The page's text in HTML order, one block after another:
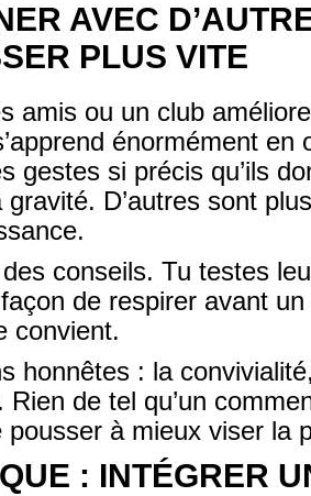
AVEC
PLUS VITE
amis ou un club
énormément en
gestes si précis qu’ils
gravité. D’autres sont
conseils. Tu testes
de respirer avant
convient.
honnêtes : la
de tel qu’un
pousser à mieux viser la
: INTÉGRER